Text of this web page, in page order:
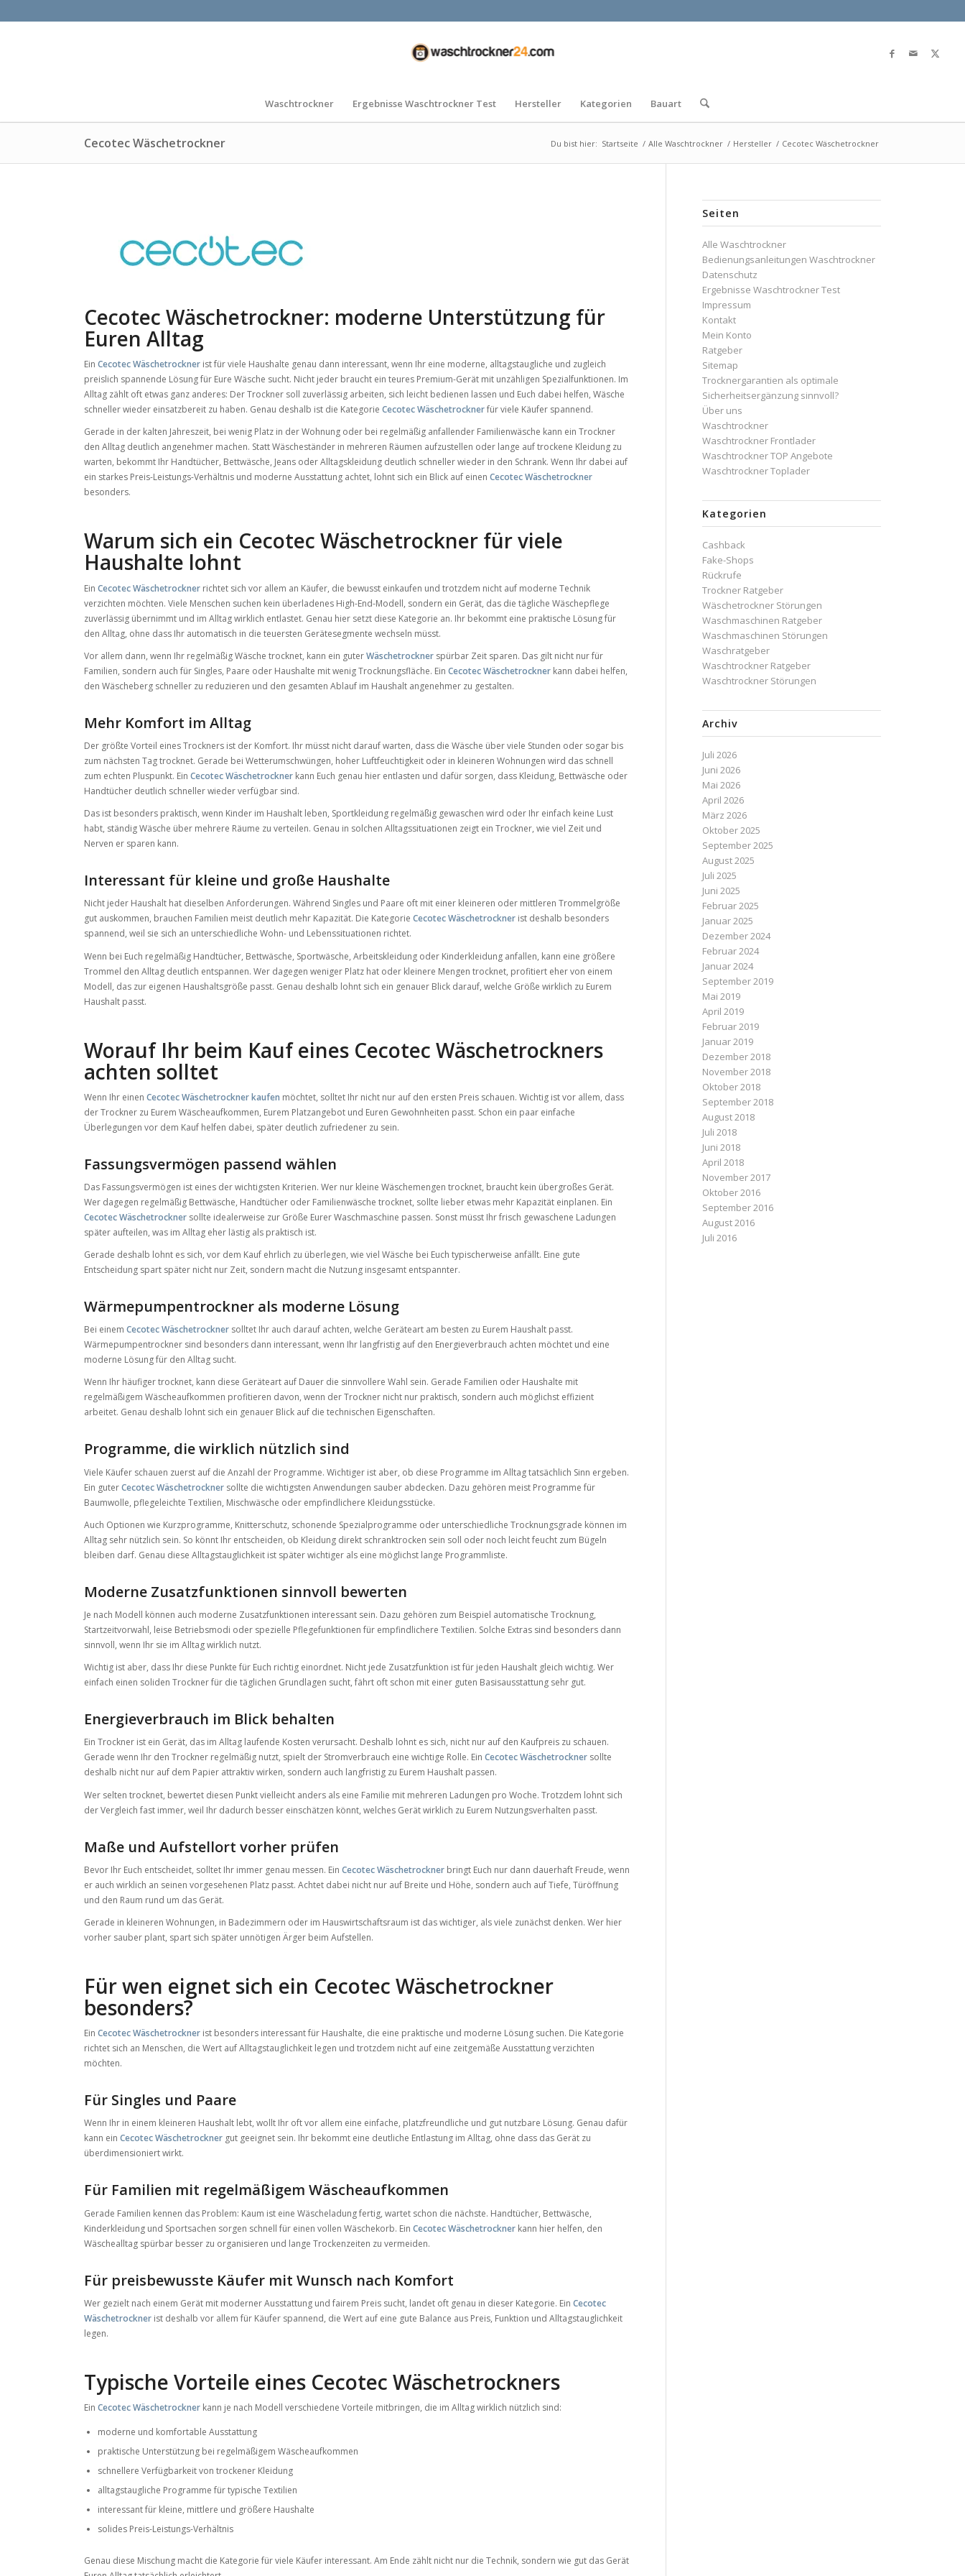
Waschtrockner Ergebnisse Waschtrockner Test Hersteller Kategorien Bauart
Cecotec Wäschetrockner Du bist hier: Startseite / Alle Waschtrockner / Hersteller / Cecotec Wäschetrockner
Cecotec Wäschetrockner: moderne Unterstützung für
Euren Alltag
EinCecotec Wäschetrockner ist für viele Haushalte genau dann interessant, wenn Ihr eine moderne, alltagstaugliche und zugleich
preislich spannende Lösung für Eure Wäsche sucht. Nicht jeder braucht ein teures Premium-Gerät mit unzähligen Spezialfunktionen. Im
Alltag zählt oft etwas ganz anderes: Der Trockner soll zuverlässig arbeiten, sich leicht bedienen lassen und Euch dabei helfen, Wäsche
schneller wieder einsatzbereit zu haben. Genau deshalb ist die KategorieCecotec Wäschetrocknerfür viele Käufer spannend.
Gerade in der kalten Jahreszeit, bei wenig Platz in der Wohnung oder bei regelmäßig anfallender Familienwäsche kann ein Trockner
den Alltag deutlich angenehmer machen. Statt Wäscheständer in mehreren Räumen aufzustellen oder lange auf trockene Kleidung zu
warten, bekommt Ihr Handtücher, Bettwäsche, Jeans oder Alltagskleidung deutlich schneller wieder in den Schrank. Wenn Ihr dabei auf
ein starkes Preis-Leistungs-Verhältnis und moderne Ausstattung achtet, lohnt sich ein Blick auf einenCecotec Wäschetrockner
besonders.
Warum sich ein Cecotec Wäschetrockner für viele
Haushalte lohnt
EinCecotec Wäschetrockner richtet sich vor allem an Käufer, die bewusst einkaufen und trotzdem nicht auf moderne Technik
verzichten möchten. Viele Menschen suchen kein überladenes High-End-Modell, sondern ein Gerät, das die tägliche Wäschepflege
zuverlässig übernimmt und im Alltag wirklich entlastet. Genau hier setzt diese Kategorie an. Ihr bekommt eine praktische Lösung für
den Alltag, ohne dass Ihr automatisch in die teuersten Gerätesegmente wechseln müsst.
Vor allem dann, wenn Ihr regelmäßig Wäsche trocknet, kann ein guterWäschetrockner spürbar Zeit sparen. Das gilt nicht nur für
Familien, sondern auch für Singles, Paare oder Haushalte mit wenig Trocknungsfläche. EinCecotec Wäschetrockner kann dabei helfen,
den Wäscheberg schneller zu reduzieren und den gesamten Ablauf im Haushalt angenehmer zu gestalten.
Mehr Komfort im Alltag
Der größte Vorteil eines Trockners ist der Komfort. Ihr müsst nicht darauf warten, dass die Wäsche über viele Stunden oder sogar bis
zum nächsten Tag trocknet. Gerade bei Wetterumschwüngen, hoher Luftfeuchtigkeit oder in kleineren Wohnungen wird das schnell
zum echten Pluspunkt. EinCecotec Wäschetrockner kann Euch genau hier entlasten und dafür sorgen, dass Kleidung, Bettwäsche oder
Handtücher deutlich schneller wieder verfügbar sind.
Das ist besonders praktisch, wenn Kinder im Haushalt leben, Sportkleidung regelmäßig gewaschen wird oder Ihr einfach keine Lust
habt, ständig Wäsche über mehrere Räume zu verteilen. Genau in solchen Alltagssituationen zeigt ein Trockner, wie viel Zeit und
Nerven er sparen kann.
Interessant für kleine und große Haushalte
Nicht jeder Haushalt hat dieselben Anforderungen. Während Singles und Paare oft mit einer kleineren oder mittleren Trommelgröße
gut auskommen, brauchen Familien meist deutlich mehr Kapazität. Die KategorieCecotec Wäschetrockner ist deshalb besonders
spannend, weil sie sich an unterschiedliche Wohn- und Lebenssituationen richtet.
Wenn bei Euch regelmäßig Handtücher, Bettwäsche, Sportwäsche, Arbeitskleidung oder Kinderkleidung anfallen, kann eine größere
Trommel den Alltag deutlich entspannen. Wer dagegen weniger Platz hat oder kleinere Mengen trocknet, profitiert eher von einem
Modell, das zur eigenen Haushaltsgröße passt. Genau deshalb lohnt sich ein genauer Blick darauf, welche Größe wirklich zu Eurem
Haushalt passt.
Worauf Ihr beim Kauf eines Cecotec Wäschetrockners
achten solltet
Wenn Ihr einenCecotec Wäschetrockner kaufen möchtet, solltet Ihr nicht nur auf den ersten Preis schauen. Wichtig ist vor allem, dass
der Trockner zu Eurem Wäscheaufkommen, Eurem Platzangebot und Euren Gewohnheiten passt. Schon ein paar einfache
Überlegungen vor dem Kauf helfen dabei, später deutlich zufriedener zu sein.
Fassungsvermögen passend wählen
Das Fassungsvermögen ist eines der wichtigsten Kriterien. Wer nur kleine Wäschemengen trocknet, braucht kein übergroßes Gerät.
Wer dagegen regelmäßig Bettwäsche, Handtücher oder Familienwäsche trocknet, sollte lieber etwas mehr Kapazität einplanen. Ein
Cecotec Wäschetrockner sollte idealerweise zur Größe Eurer Waschmaschine passen. Sonst müsst Ihr frisch gewaschene Ladungen
später aufteilen, was im Alltag eher lästig als praktisch ist.
Gerade deshalb lohnt es sich, vor dem Kauf ehrlich zu überlegen, wie viel Wäsche bei Euch typischerweise anfällt. Eine gute
Entscheidung spart später nicht nur Zeit, sondern macht die Nutzung insgesamt entspannter.
Wärmepumpentrockner als moderne Lösung
Bei einemCecotec Wäschetrockner solltet Ihr auch darauf achten, welche Geräteart am besten zu Eurem Haushalt passt.
Wärmepumpentrockner sind besonders dann interessant, wenn Ihr langfristig auf den Energieverbrauch achten möchtet und eine
moderne Lösung für den Alltag sucht.
Wenn Ihr häufiger trocknet, kann diese Geräteart auf Dauer die sinnvollere Wahl sein. Gerade Familien oder Haushalte mit
regelmäßigem Wäscheaufkommen profitieren davon, wenn der Trockner nicht nur praktisch, sondern auch möglichst effizient
arbeitet. Genau deshalb lohnt sich ein genauer Blick auf die technischen Eigenschaften.
Programme, die wirklich nützlich sind
Viele Käufer schauen zuerst auf die Anzahl der Programme. Wichtiger ist aber, ob diese Programme im Alltag tatsächlich Sinn ergeben.
Ein guterCecotec Wäschetrockner sollte die wichtigsten Anwendungen sauber abdecken. Dazu gehören meist Programme für
Baumwolle, pflegeleichte Textilien, Mischwäsche oder empfindlichere Kleidungsstücke.
Auch Optionen wie Kurzprogramme, Knitterschutz, schonende Spezialprogramme oder unterschiedliche Trocknungsgrade können im
Alltag sehr nützlich sein. So könnt Ihr entscheiden, ob Kleidung direkt schranktrocken sein soll oder noch leicht feucht zum Bügeln
bleiben darf. Genau diese Alltagstauglichkeit ist später wichtiger als eine möglichst lange Programmliste.
Moderne Zusatzfunktionen sinnvoll bewerten
Je nach Modell können auch moderne Zusatzfunktionen interessant sein. Dazu gehören zum Beispiel automatische Trocknung,
Startzeitvorwahl, leise Betriebsmodi oder spezielle Pflegefunktionen für empfindlichere Textilien. Solche Extras sind besonders dann
sinnvoll, wenn Ihr sie im Alltag wirklich nutzt.
Wichtig ist aber, dass Ihr diese Punkte für Euch richtig einordnet. Nicht jede Zusatzfunktion ist für jeden Haushalt gleich wichtig. Wer
einfach einen soliden Trockner für die täglichen Grundlagen sucht, fährt oft schon mit einer guten Basisausstattung sehr gut.
Energieverbrauch im Blick behalten
Ein Trockner ist ein Gerät, das im Alltag laufende Kosten verursacht. Deshalb lohnt es sich, nicht nur auf den Kaufpreis zu schauen.
Gerade wenn Ihr den Trockner regelmäßig nutzt, spielt der Stromverbrauch eine wichtige Rolle. EinCecotec Wäschetrockner sollte
deshalb nicht nur auf dem Papier attraktiv wirken, sondern auch langfristig zu Eurem Haushalt passen.
Wer selten trocknet, bewertet diesen Punkt vielleicht anders als eine Familie mit mehreren Ladungen pro Woche. Trotzdem lohnt sich
der Vergleich fast immer, weil Ihr dadurch besser einschätzen könnt, welches Gerät wirklich zu Eurem Nutzungsverhalten passt.
Maße und Aufstellort vorher prüfen
Bevor Ihr Euch entscheidet, solltet Ihr immer genau messen. EinCecotec Wäschetrockner bringt Euch nur dann dauerhaft Freude, wenn
er auch wirklich an seinen vorgesehenen Platz passt. Achtet dabei nicht nur auf Breite und Höhe, sondern auch auf Tiefe, Türöffnung
und den Raum rund um das Gerät.
Gerade in kleineren Wohnungen, in Badezimmern oder im Hauswirtschaftsraum ist das wichtiger, als viele zunächst denken. Wer hier
vorher sauber plant, spart sich später unnötigen Ärger beim Aufstellen.
Für wen eignet sich ein Cecotec Wäschetrockner
besonders?
EinCecotec Wäschetrockner ist besonders interessant für Haushalte, die eine praktische und moderne Lösung suchen. Die Kategorie
richtet sich an Menschen, die Wert auf Alltagstauglichkeit legen und trotzdem nicht auf eine zeitgemäße Ausstattung verzichten
möchten.
Für Singles und Paare
Wenn Ihr in einem kleineren Haushalt lebt, wollt Ihr oft vor allem eine einfache, platzfreundliche und gut nutzbare Lösung. Genau dafür
kann einCecotec Wäschetrockner gut geeignet sein. Ihr bekommt eine deutliche Entlastung im Alltag, ohne dass das Gerät zu
überdimensioniert wirkt.
Für Familien mit regelmäßigem Wäscheaufkommen
Gerade Familien kennen das Problem: Kaum ist eine Wäscheladung fertig, wartet schon die nächste. Handtücher, Bettwäsche,
Kinderkleidung und Sportsachen sorgen schnell für einen vollen Wäschekorb. EinCecotec Wäschetrockner kann hier helfen, den
Wäschealltag spürbar besser zu organisieren und lange Trockenzeiten zu vermeiden.
Für preisbewusste Käufer mit Wunsch nach Komfort
Wer gezielt nach einem Gerät mit moderner Ausstattung und fairem Preis sucht, landet oft genau in dieser Kategorie. EinCecotec
Wäschetrockner ist deshalb vor allem für Käufer spannend, die Wert auf eine gute Balance aus Preis, Funktion und Alltagstauglichkeit
legen.
Typische Vorteile eines Cecotec Wäschetrockners
EinCecotec Wäschetrockner kann je nach Modell verschiedene Vorteile mitbringen, die im Alltag wirklich nützlich sind:
moderne und komfortable Ausstattung
praktische Unterstützung bei regelmäßigem Wäscheaufkommen
schnellere Verfügbarkeit von trockener Kleidung
alltagstaugliche Programme für typische Textilien
interessant für kleine, mittlere und größere Haushalte
solides Preis-Leistungs-Verhältnis
Genau diese Mischung macht die Kategorie für viele Käufer interessant. Am Ende zählt nicht nur die Technik, sondern wie gut das Gerät
Seiten
Alle Waschtrockner
Bedienungsanleitungen Waschtrockner
Datenschutz
Ergebnisse Waschtrockner Test
Impressum
Kontakt
Mein Konto
Ratgeber
Sitemap
Trocknergarantien als optimale
Sicherheitsergänzung sinnvoll?
Über uns
Waschtrockner
Waschtrockner Frontlader
Waschtrockner TOP Angebote
Waschtrockner Toplader
Kategorien
Cashback
Fake-Shops
Rückrufe
Trockner Ratgeber
Wäschetrockner Störungen
Waschmaschinen Ratgeber
Waschmaschinen Störungen
Waschratgeber
Waschtrockner Ratgeber
Waschtrockner Störungen
Archiv
Juli 2026
Juni 2026
Mai 2026
April 2026
März 2026
Oktober 2025
September 2025
August 2025
Juli 2025
Juni 2025
Februar 2025
Januar 2025
Dezember 2024
Februar 2024
Januar 2024
September 2019
Mai 2019
April 2019
Februar 2019
Januar 2019
Dezember 2018
November 2018
Oktober 2018
September 2018
August 2018
Juli 2018
Juni 2018
April 2018
November 2017
Oktober 2016
September 2016
August 2016
Juli 2016